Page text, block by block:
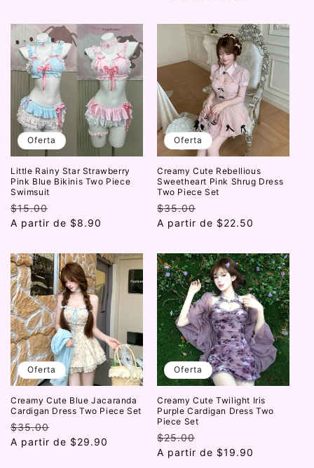
Oferta
Little Rainy Star Strawberry
Pink Blue Bikinis Two Piece
Swimsuit
Precio
habitual
$15.00
de
A partir de $8.90
Oferta
Creamy Cute Rebellious
Sweetheart Pink Shrug Dress
Two Piece Set
Precio
habitual
$35.00
de
A partir de $22.50
Oferta
Creamy Cute Blue Jacaranda
Cardigan Dress Two Piece Set
Precio
habitual
$35.00
de
A partir de $29.90
Oferta
Creamy Cute Twilight Iris
Purple Cardigan Dress Two
Piece Set
Precio
habitual
$25.00
de
A partir de $19.90